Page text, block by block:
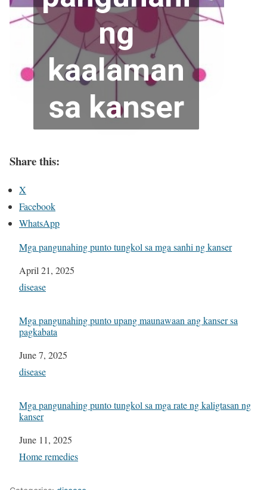
Share this:
X
Facebook
WhatsApp
Mga pangunahing punto tungkol sa mga sanhi ng kanser
Date
April 21, 2025
In relation to
disease
Mga pangunahing punto upang maunawaan ang kanser sa
pagkabata
Date
June 7, 2025
In relation to
disease
Mga pangunahing punto tungkol sa mga rate ng kaligtasan ng
kanser
Date
June 11, 2025
In relation to
Home remedies